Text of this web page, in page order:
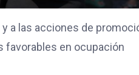
a las acciones de
favorables en ocupación